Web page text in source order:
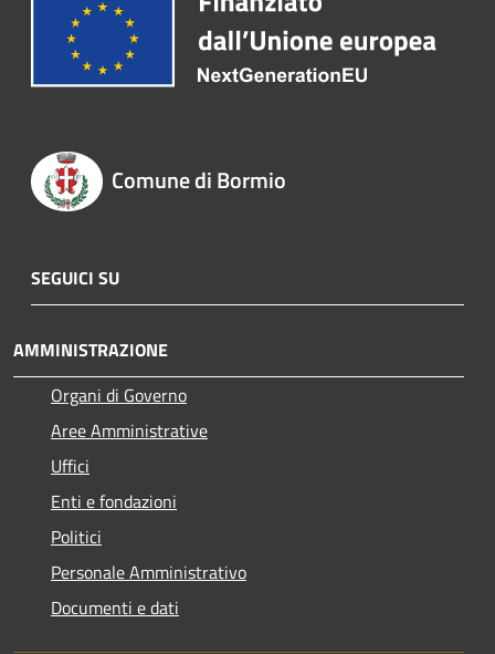
Comune di Bormio
SEGUICI SU
AMMINISTRAZIONE
Organi di Governo
Aree Amministrative
Uffici
Enti e fondazioni
Politici
Personale Amministrativo
Documenti e dati